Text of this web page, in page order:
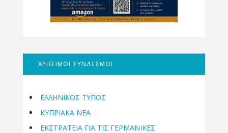
ΧΡΗΣΙΜΟΙ ΣΥΝΔΕΣΜΟΙ
ΕΛΛΗΝΙΚΟΣ ΤΥΠΟΣ
ΚΥΠΡΙΑΚΑ ΝΕΑ
ΕΚΣΤΡΑΤΕΙΑ ΓΙΑ ΤΙΣ ΓΕΡΜΑΝΙΚΕΣ